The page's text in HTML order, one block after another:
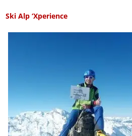
Ski Alp ‘Xperience